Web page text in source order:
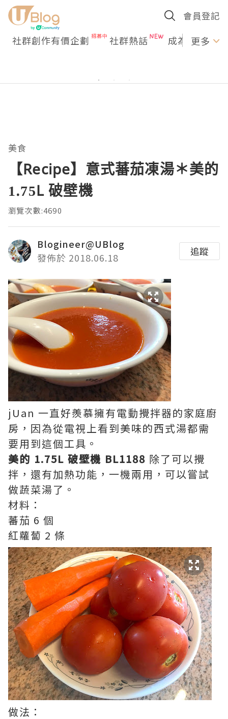
會員登記
社群創作有價企劃 社群熱話 成為U更多
美食
【Recipe】意式蕃茄凍湯＊美的
1.75L 破壁機
瀏覽次數:4690
Blogineer@UBlog
發佈於 2018.06.18
追蹤
jUan 一直好羨慕擁有電動攪拌器的家庭廚
房，因為從電視上看到美味的西式湯都需
要用到這個工具。
美的 1.75L 破壁機 BL1188 除了可以攪
拌，還有加熱功能，一機兩用，可以嘗試
做蔬菜湯了。
材料：
蕃茄 6 個
紅蘿蔔 2 條
做法：